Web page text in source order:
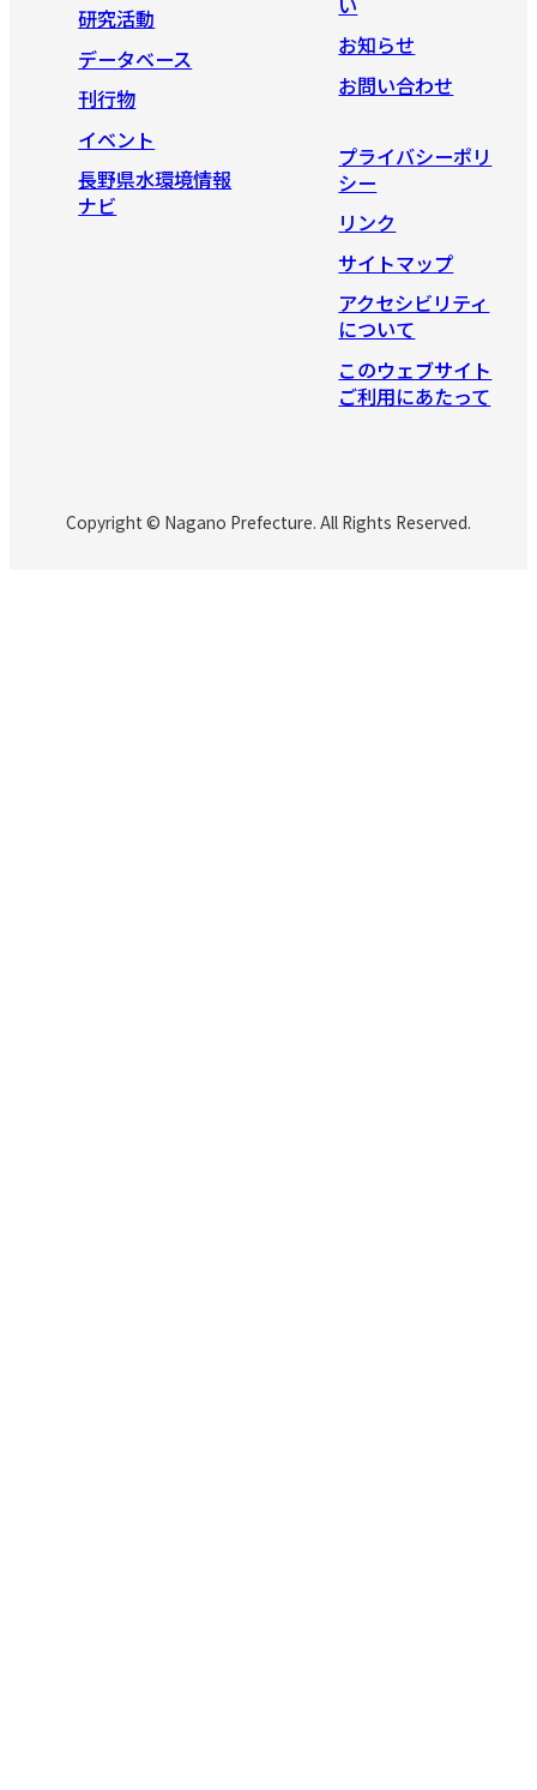
研究活動
データベース
刊行物
イベント
長野県水環境情報
ナビ
お知らせ
お問い合わせ
プライバシーポリ
シー
リンク
サイトマップ
アクセシビリティ
について
このウェブサイト
ご利用にあたって
Copyright © Nagano Prefecture. All Rights Reserved.